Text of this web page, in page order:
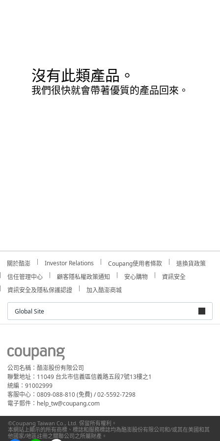
沒有此類產品。
我們很快就會帶著優質的產品回來。
關於酷澎 Investor Relations Coupang使用者條款
退換貨政策
信任管理中心
顧客隱私權政策通知 安心購物
資訊安全
資訊安全及隱私保護認證
加入酷澎商城
Global Site
公司名稱：酷澎股份有限公司
聯繫地址：11049 台北市信義區信義路五段7號13樓之1
統編：91002999
客服中心：0809-088-810 (免費) / 02-5592-7298
電子郵件：help_tw@coupang.com
©Coupang Taiwan Co., Ltd. 保留所有權利。
本網站上顯示的所有商標、標誌和服務標誌均為酷澎股份有限公司和/或其在美國和其
他國家/地區註冊之關聯公司之所屬財產。